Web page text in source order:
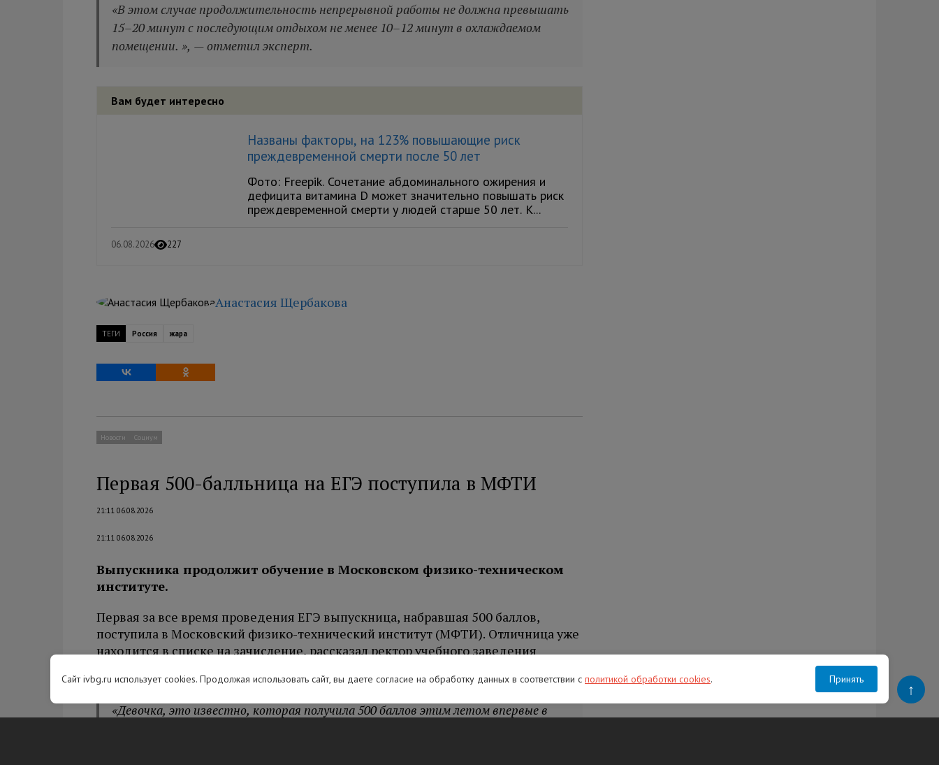
«В этом случае продолжительность непрерывной работы не должна превышать
15–20 минут с последующим отдыхом не менее 10–12 минут в охлаждаемом
помещении. », — отметил эксперт.
Вам будет интересно
Названы факторы, на 123% повышающие риск
преждевременной смерти после 50 лет
Фото: Freepik. Сочетание абдоминального ожирения и
дефицита витамина D может значительно повышать риск
преждевременной смерти у людей старше 50 лет. К...
06.08.2026 227
Анастасия Щербакова
ТЕГИ Россия жара
Новости Социум
Первая 500-балльница на ЕГЭ поступила в МФТИ
21:11 06.08.2026
21:11 06.08.2026
Выпускника продолжит обучение в Московском физико-техническом
институте.
Первая за все время проведения ЕГЭ выпускница, набравшая 500 баллов,
поступила в Московский физико-технический институт (МФТИ). Отличница уже
находится в списке на зачисление, рассказал ректор учебного заведения
«Девочка, это известно, которая получила 500 баллов этим летом впервые в
Сайт ivbg.ru использует cookies. Продолжая использовать сайт, вы даете согласие на обработку данных в соответствии с политикой обработки cookies. Принять
↑